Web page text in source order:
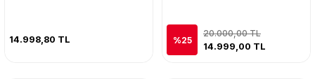
14.998,80 TL %25
20.000,00 TL
14.999,00 TL